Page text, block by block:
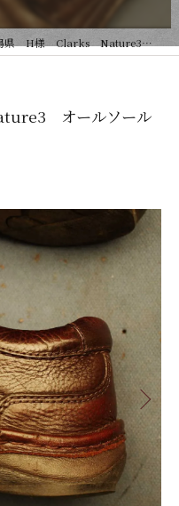
H様 Clarks Nature3 オールソール修理
オールソール